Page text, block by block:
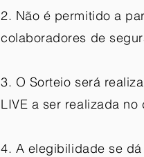
2. Não é permitido a
colaboradores de
3. O Sorteio será
LIVE a ser realizada no
4. A elegibilidade se